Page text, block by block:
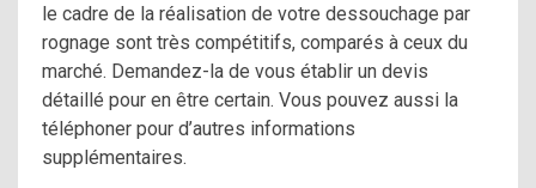
le cadre de la réalisation de votre dessouchage par
rognage sont très compétitifs, comparés à ceux du
marché. Demandez-la de vous établir un devis
détaillé pour en être certain. Vous pouvez aussi la
téléphoner pour d’autres informations
supplémentaires.